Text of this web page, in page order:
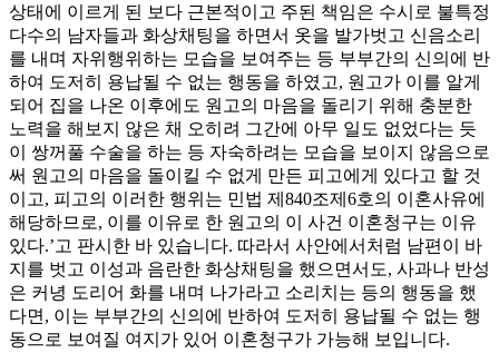
상태에 이르게 된 보다 근본적이고 주된 책임은 수시로 불특정
다수의 남자들과 화상채팅을 하면서 옷을 발가벗고 신음소리
를 내며 자위행위하는 모습을 보여주는 등 부부간의 신의에 반
하여 도저히 용납될 수 없는 행동을 하였고, 원고가 이를 알게
되어 집을 나온 이후에도 원고의 마음을 돌리기 위해 충분한
노력을 해보지 않은 채 오히려 그간에 아무 일도 없었다는 듯
이 쌍꺼풀 수술을 하는 등 자숙하려는 모습을 보이지 않음으로
써 원고의 마음을 돌이킬 수 없게 만든 피고에게 있다고 할 것
이고, 피고의 이러한 행위는 민법 제840조제6호의 이혼사유에
해당하므로, 이를 이유로 한 원고의 이 사건 이혼청구는 이유
있다.’고 판시한 바 있습니다. 따라서 사안에서처럼 남편이 바
지를 벗고 이성과 음란한 화상채팅을 했으면서도, 사과나 반성
은 커녕 도리어 화를 내며 나가라고 소리치는 등의 행동을 했
다면, 이는 부부간의 신의에 반하여 도저히 용납될 수 없는 행
동으로 보여질 여지가 있어 이혼청구가 가능해 보입니다.